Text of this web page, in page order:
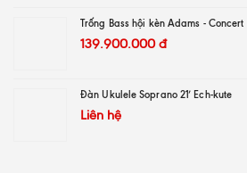
Trống Bass hội kèn Adams -
139.900.000đ
Đàn Ukulele Soprano 21′ Ech-kute
Liên hệ